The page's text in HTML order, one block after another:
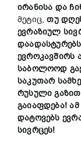
ირანისა და
მეტიც,თუ
ევრაზიულ
დაადასტურებს
ევროკავშირს
საბოლოოდ
საკუთარ
რუსული
გაიაფდება!ამ
დატოვებს
სივრცეს!